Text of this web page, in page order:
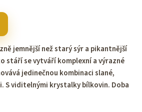
jemnější než starý sýr a pikantnější
stáří se vytváří komplexní a výrazné
jedinečnou kombinaci slané,
S viditelnými krystalky bílkovin. Doba